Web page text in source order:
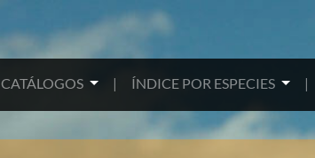
CATÁLOGOS | ÍNDICE POR ESPECIES |